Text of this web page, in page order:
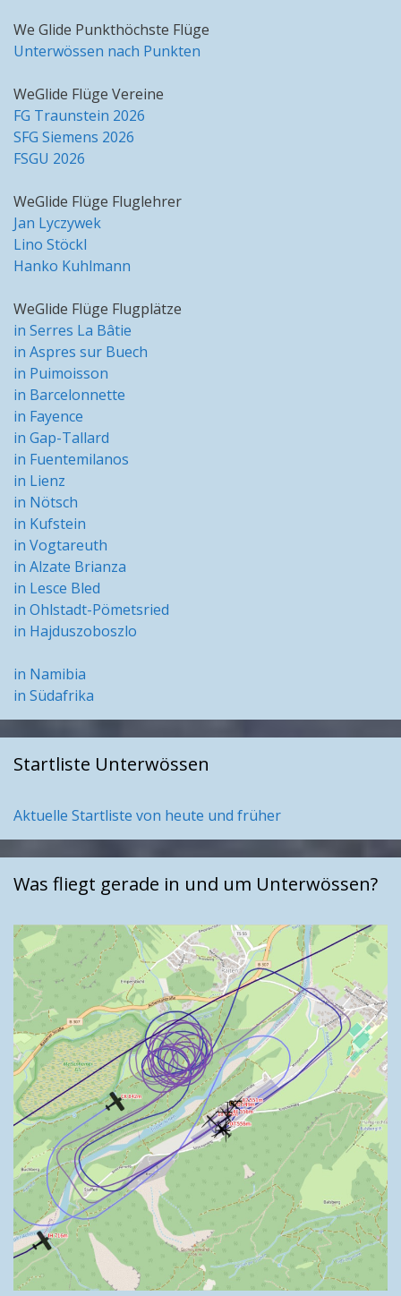
We Glide Punkthöchste Flüge
Unterwössen nach Punkten
WeGlide Flüge Vereine
FG Traunstein 2026
SFG Siemens 2026
FSGU 2026
WeGlide Flüge Fluglehrer
Jan Lyczywek
Lino Stöckl
Hanko Kuhlmann
WeGlide Flüge Flugplätze
in Serres La Bâtie
in Aspres sur Buech
in Puimoisson
in Barcelonnette
in Fayence
in Gap-Tallard
in Fuentemilanos
in Lienz
in Nötsch
in Kufstein
in Vogtareuth
in Alzate Brianza
in Lesce Bled
in Ohlstadt-Pömetsried
in Hajduszoboszlo
in Namibia
in Südafrika
Startliste Unterwössen
Aktuelle Startliste von heute und früher
Was fliegt gerade in und um Unterwössen?